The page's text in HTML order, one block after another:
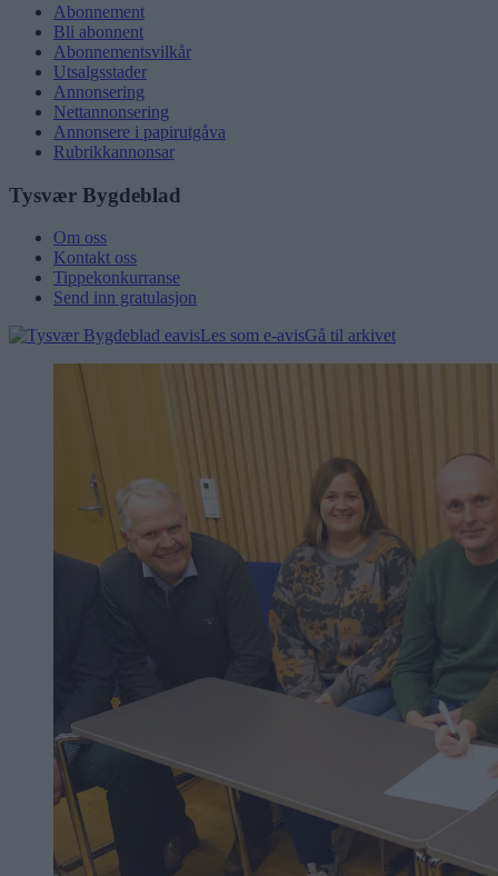
Abonnement
Bli abonnent
Abonnementsvilkår
Utsalgsstader
Annonsering
Nettannonsering
Annonsere i papirutgåva
Rubrikkannonsar
Tysvær Bygdeblad
Om oss
Kontakt oss
Tippekonkurranse
Send inn gratulasjon
Les som e-avisGå til arkivet